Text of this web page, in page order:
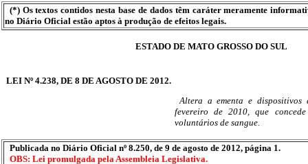
(*) Os textos contidos nesta base de dados têm caráter meramente
no Diário Oficial estão aptos à produção de efeitos legais.
ESTADO DE MATO GROSSO DO SUL
LEI Nº 4.238, DE 8 DE AGOSTO DE 2012.
Altera a ementa e
fevereiro de 2010, que
voluntários de sangue.
Publicada no Diário Oficial nº 8.250, de 9 de agosto de 2012, página 1.
OBS: Lei promulgada pela Assembleia Legislativa.